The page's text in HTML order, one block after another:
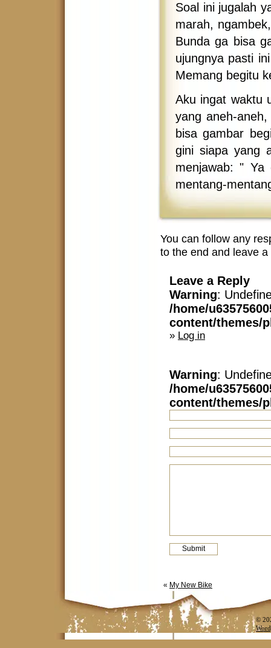
Soal ini jugalah
marah,
Bunda ga bisa
ujungnya pasti
Memang begitu
Aku ingat waktu
yang aneh-
bisa gambar
gini siapa yang
menjawab: "
mentang-
You can follow any
to the end and leave
Leave a Reply
Warning:
/home/
content/themes/
» Log in
Warning:
/home/
content/themes/
« My New Bike
©